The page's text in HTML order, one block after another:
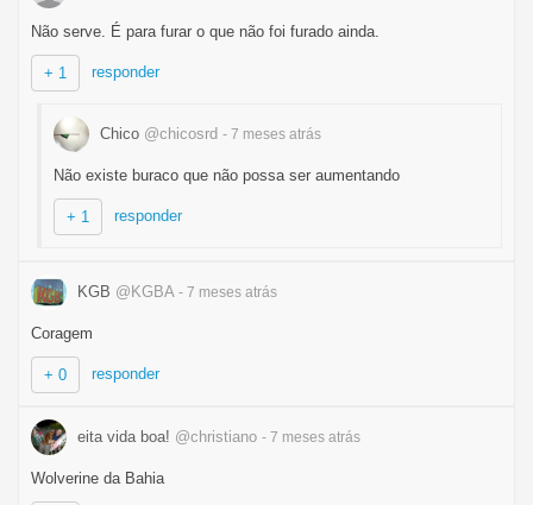
Não serve. É para furar o que não foi furado ainda.
+ 1 responder
Chico @chicosrd - 7 meses atrás
Não existe buraco que não possa ser aumentando
+ 1 responder
KGB @KGBA - 7 meses atrás
Coragem
+ 0 responder
eita vida boa! @christiano - 7 meses atrás
Wolverine da Bahia